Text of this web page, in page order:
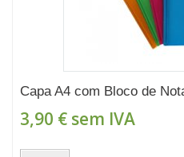
Capa A4 com Bloco de
3,90 € sem IVA